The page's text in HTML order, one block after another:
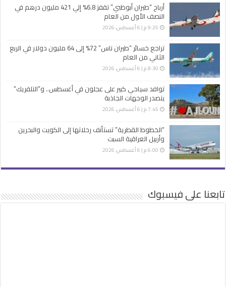
أرباح “طيران أبوظبي” تقفز 6.8% إلي 421 مليون درهم في
النصف الأول من العام
9:25 م | 6 أغسطس، 2026
تراجع خسائر “طيران ناس” 72% إلى 64 مليون دولار في الربع
الثاني من العام
8:30 م | 6 أغسطس، 2026
توافد سياحي كبير على عجلون في أغسطس.. و”التلفريك”
يتصدر الوجهات الجاذبة
7:45 م | 6 أغسطس، 2026
“الخطوط القطرية” تستأنف رحلاتها إلى الكويت والبحرين
وأربيل العراقية السبت
6:00 م | 6 أغسطس، 2026
تابعنا على فيسبوك